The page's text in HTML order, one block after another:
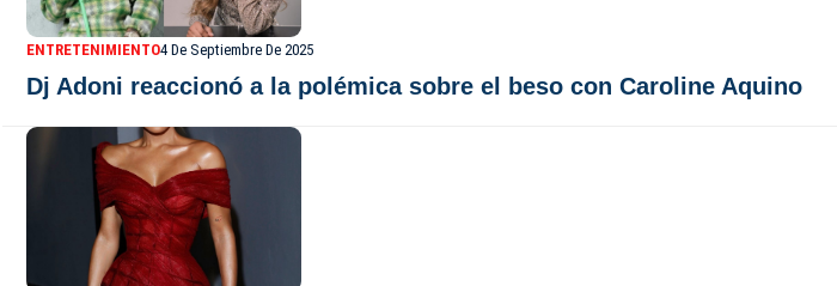
ENTRETENIMIENTO4 De Septiembre De 2025
Dj Adoni reaccionó a la polémica sobre el beso con Caroline Aquino